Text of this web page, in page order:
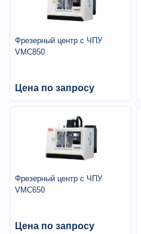
Фрезерный центр с ЧПУ
VMC850
Цена по запросу
Фрезерный центр с ЧПУ
VMC650
Цена по запросу